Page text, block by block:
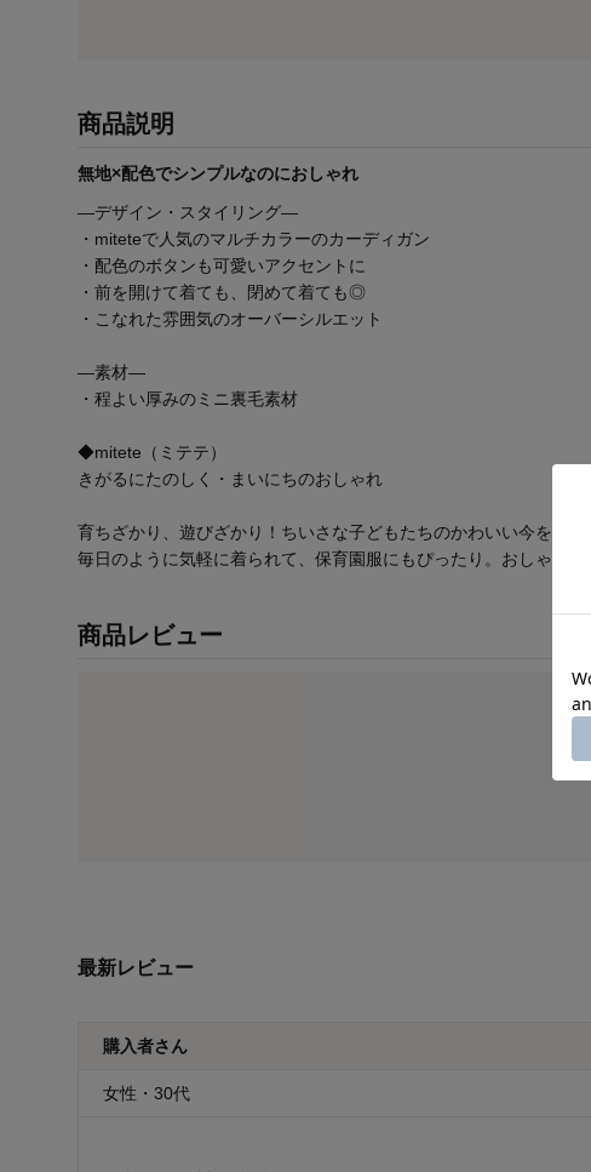
商品説明
無地×配色でシンプルなのにおしゃれ
―デザイン・スタイリング―
・miteteで人気のマルチカラーのカーディガン
・配色のボタンも可愛いアクセントに
・前を開けて着ても、閉めて着ても◎
・こなれた雰囲気のオーバーシルエット
―素材―
・程よい厚みのミニ裏毛素材
◆mitete（ミテテ）
きがるにたのしく・まいにちのおしゃれ
育ちざかり、遊びざかり！ちいさな子どもたちのかわいい今をさら
毎日のように気軽に着られて、保育園服にもぴったり。おしゃれ
商品レビュー
最新レビュー
購入者さん
女性・30代